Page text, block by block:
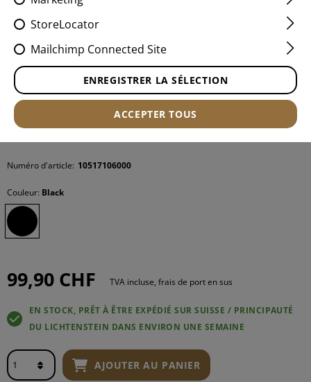
Numéro d'article: 10517106000
Couleur: Black
99,90 CHF TVA incluse, frais de port en sus
EN STOCK, PRÊT À ÊTRE EXPÉDIÉ SUR SUISSE / PRINCIPAUTÉ
DU LICHTENSTEIN DANS ENVIRON UNE SEMAINE
AJOUTER AU PANIER
StoreLocator
Mailchimp Connected Site
ENREGISTRER LA SÉLECTION
ACCEPTER TOUS